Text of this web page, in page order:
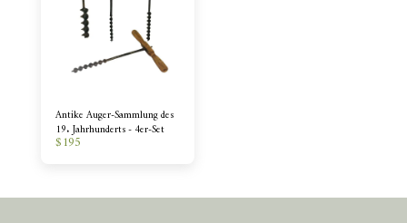
Antike Auger-Sammlung des
19. Jahrhunderts - 4er-Set
$195